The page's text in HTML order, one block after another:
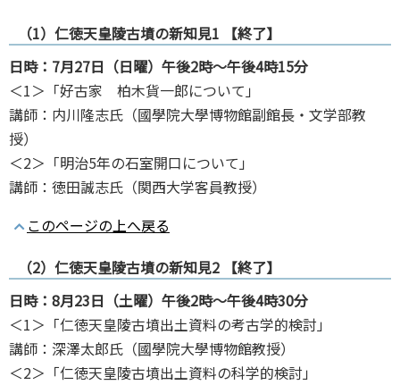
（1）仁徳天皇陵古墳の新知見1 【終了】
日時：7月27日（日曜）午後2時～午後4時15分
＜1＞「好古家 柏木貨一郎について」
講師：内川隆志氏（國學院大學博物館副館長・文学部教
授）
＜2＞「明治5年の石室開口について」
講師：徳田誠志氏（関西大学客員教授）
このページの上へ戻る
（2）仁徳天皇陵古墳の新知見2 【終了】
日時：8月23日（土曜）午後2時～午後4時30分
＜1＞「仁徳天皇陵古墳出土資料の考古学的検討」
講師：深澤太郎氏（國學院大學博物館教授）
＜2＞「仁徳天皇陵古墳出土資料の科学的検討」